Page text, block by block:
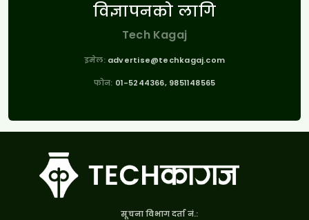
विज्ञापनको लागि
Tech Kagaj
इमेल: advertise@techkagaj.com
फोन: 01-5244366, 9851148565
सूचना विभाग दर्ता नं.: